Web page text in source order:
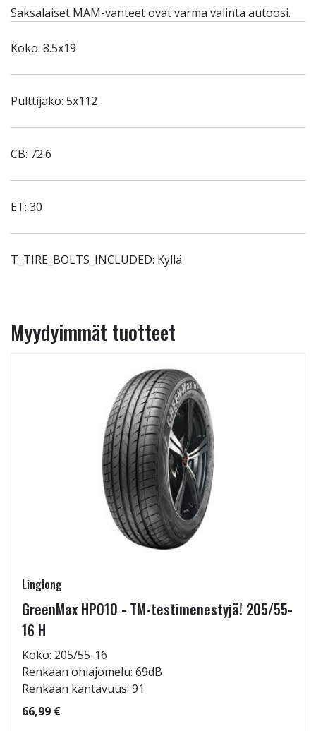
Saksalaiset MAM-vanteet ovat varma valinta autoosi.
Koko: 8.5x19
Pulttijako: 5x112
CB: 72.6
ET: 30
T_TIRE_BOLTS_INCLUDED: Kyllä
Myydyimmät tuotteet
Linglong
GreenMax HP010 - TM-testimenestyjä! 205/55-
16 H
Koko: 205/55-16
Renkaan ohiajomelu: 69dB
Renkaan kantavuus: 91
66,99 €